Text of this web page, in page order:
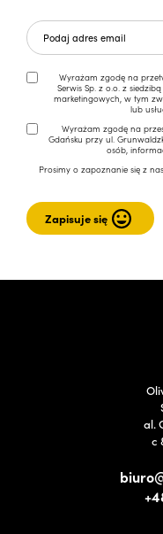
Wyrażam zgodę na
Serwis Sp. z o.o. z
marketingowych, w tym
lub
Wyrażam zgodę na
Gdańsku przy ul.
osób,
Prosimy o zapoznanie się z
al.
c